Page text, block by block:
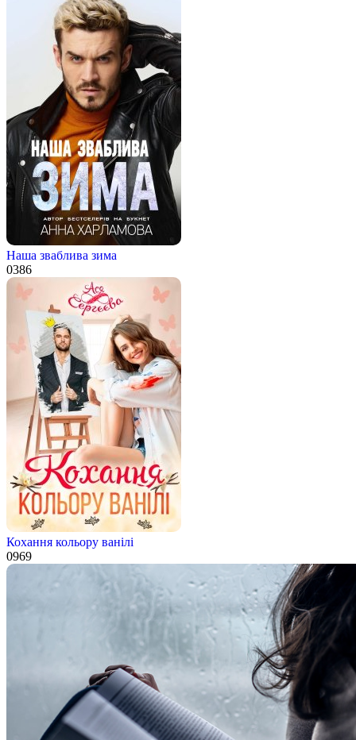
Наша зваблива зима
0386
Кохання кольору ванiлi
0969